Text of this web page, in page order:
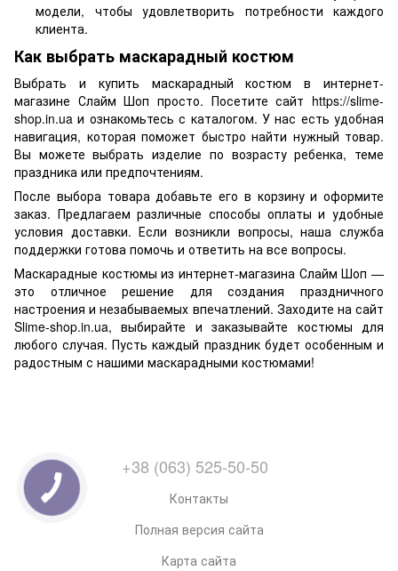
модели, чтобы удовлетворить потребности каждого
клиента.
Как выбрать маскарадный костюм
Выбрать и купить маскарадный костюм в интернет-
магазине Слайм Шоп просто. Посетите сайт https://slime-
shop.in.ua и ознакомьтесь с каталогом. У нас есть удобная
навигация, которая поможет быстро найти нужный товар.
Вы можете выбрать изделие по возрасту ребенка, теме
праздника или предпочтениям.
После выбора товара добавьте его в корзину и оформите
заказ. Предлагаем различные способы оплаты и удобные
условия доставки. Если возникли вопросы, наша служба
поддержки готова помочь и ответить на все вопросы.
Маскарадные костюмы из интернет-магазина Слайм Шоп —
это отличное решение для создания праздничного
настроения и незабываемых впечатлений. Заходите на сайт
Slime-shop.in.ua, выбирайте и заказывайте костюмы для
любого случая. Пусть каждый праздник будет особенным и
радостным с нашими маскарадными костюмами!
+38 (063) 525-50-50
Контакты
Полная версия сайта
Карта сайта